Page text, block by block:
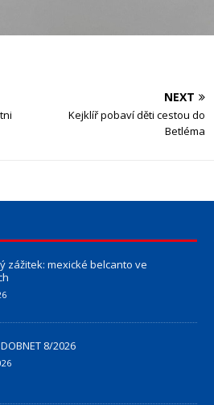
NEXT
Kejklíř pobaví děti cestou do
Betléma
zážitek: mexické belcanto ve
8/2026